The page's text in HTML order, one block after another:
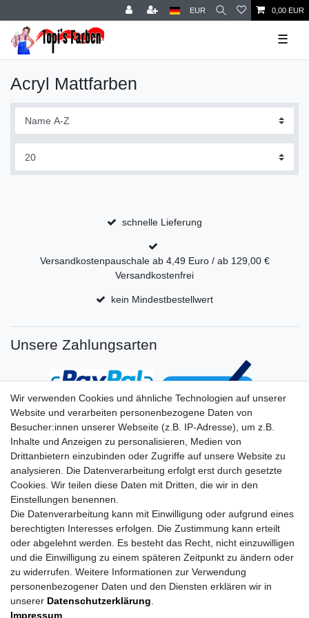
EUR 0,00 EUR
☰
Acryl Mattfarben
schnelle Lieferung
Versandkostenpauschale ab 4,49 Euro / ab 129,00 €
Versandkostenfrei
kein Mindestbestellwert
Unsere Zahlungsarten
Wir verwenden Cookies und ähnliche Technologien auf unserer
Website und verarbeiten personenbezogene Daten von
Besucher:innen unserer Webseite (z.B. IP-Adresse), um z.B.
Inhalte und Anzeigen zu personalisieren, Medien von
Drittanbietern einzubinden oder Zugriffe auf unsere Website zu
analysieren. Die Datenverarbeitung erfolgt erst durch gesetzte
Cookies. Wir teilen diese Daten mit Dritten, die wir in den
Einstellungen benennen.
Die Datenverarbeitung kann mit Einwilligung oder aufgrund eines
berechtigten Interesses erfolgen. Die Zustimmung kann erteilt
oder abgelehnt werden. Es besteht das Recht, nicht einzuwilligen
und die Einwilligung zu einem späteren Zeitpunkt zu ändern oder
zu widerrufen. Weitere Informationen zur Verwendung
personenbezogener Daten und den Diensten erklären wir in
unserer Daten­schutz­erklärung
Impressum